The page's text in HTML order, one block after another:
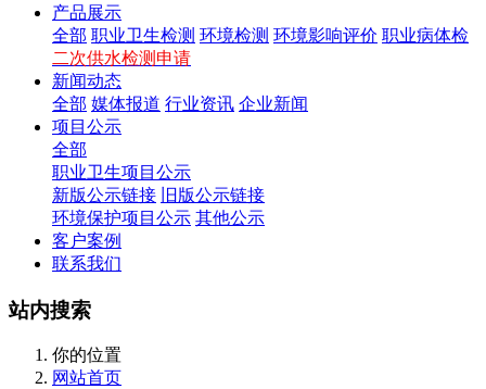
产品展示
全部 职业卫生检测 环境检测 环境影响评价 职业病体检
二次供水检测申请
新闻动态
全部 媒体报道 行业资讯 企业新闻
项目公示
全部
职业卫生项目公示
新版公示链接
旧版公示链接
环境保护项目公示 其他公示
客户案例
联系我们
站内搜索
你的位置
网站首页